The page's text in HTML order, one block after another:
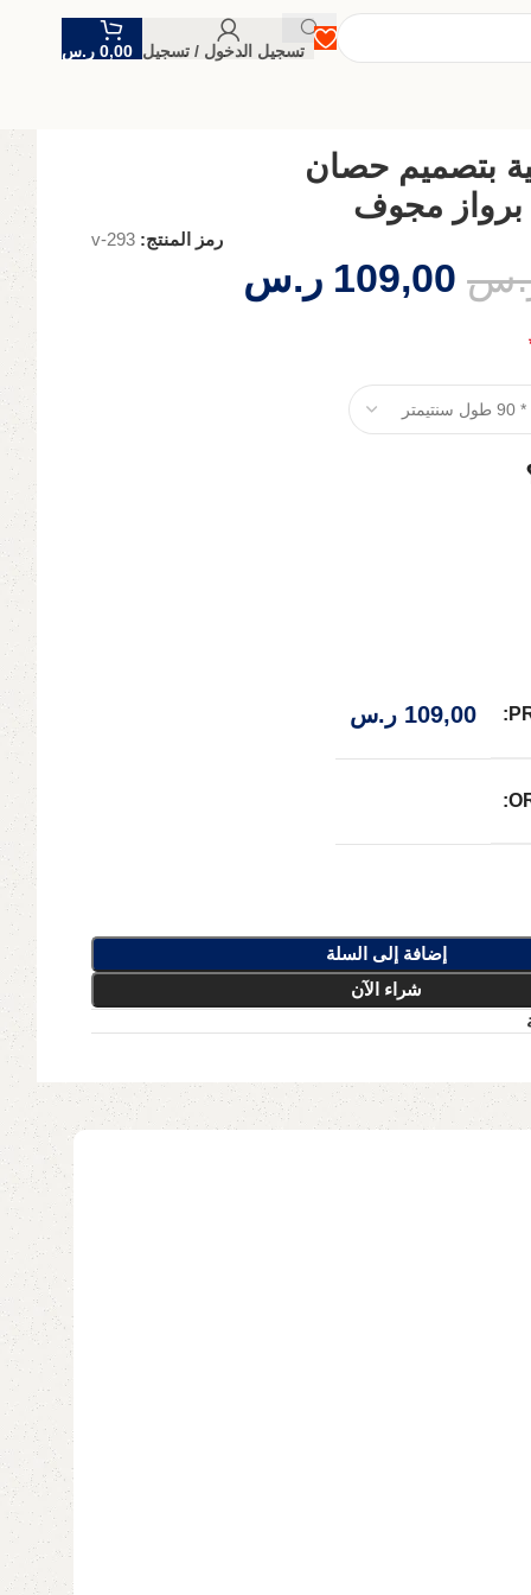
تسجيل الدخول / تسجيل 0,00 ر.س
بتصميم حصان
مجوف
رمز المنتج: v-293
109,00 ر.س
109,00 ر.س
إضافة إلى السلة
شراء الآن